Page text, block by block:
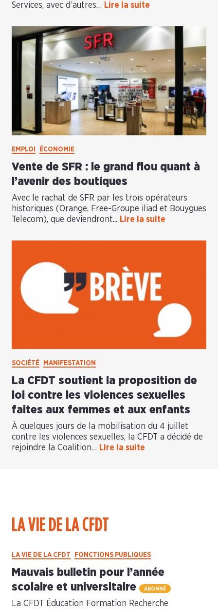
Services, avec d’autres… Lire la suite
EMPLOI ÉCONOMIE
Vente de SFR : le grand flou quant à
l’avenir des boutiques
Avec le rachat de SFR par les trois opérateurs
historiques (Orange, Free-Groupe iliad et Bouygues
Telecom), que deviendront... Lire la suite
SOCIÉTÉ MANIFESTATION
La CFDT soutient la proposition de
loi contre les violences sexuelles
faites aux femmes et aux enfants
À quelques jours de la mobilisation du 4 juillet
contre les violences sexuelles, la CFDT a décidé de
rejoindre la Coalition… Lire la suite
LA VIE DE LA CFDT
LA VIE DE LA CFDT FONCTIONS PUBLIQUES
Mauvais bulletin pour l’année
scolaire et universitaire
ABONNÉ
La CFDT Éducation Formation Recherche